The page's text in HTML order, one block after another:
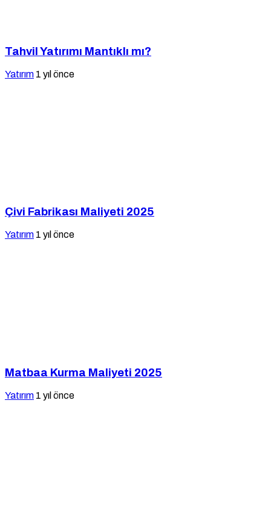
Tahvil Yatırımı Mantıklı mı?
Yatırım 1 yıl önce
Çivi Fabrikası Maliyeti 2025
Yatırım 1 yıl önce
Matbaa Kurma Maliyeti 2025
Yatırım 1 yıl önce